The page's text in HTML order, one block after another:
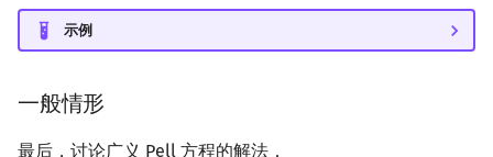
示例
一般情形
最后，讨论广义 Pell 方程的解法．